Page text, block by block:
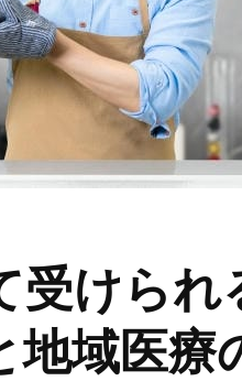
受けられ
地域医療